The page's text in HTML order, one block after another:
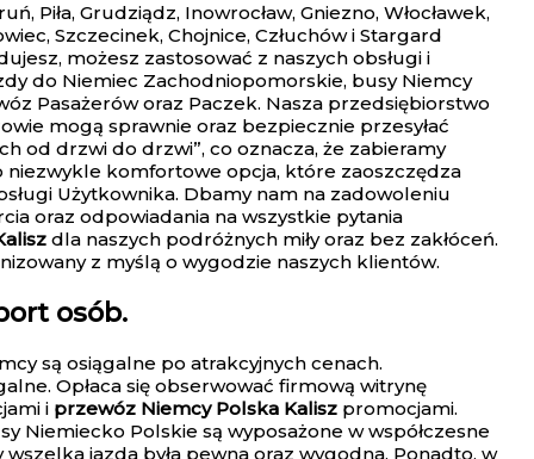
Grudziądz, Inowrocław, Gniezno, Włocławek,
Szczecinek, Chojnice, Człuchów i Stargard
możesz zastosować z naszych obsługi i
do Niemiec Zachodniopomorskie, busy Niemcy
Pasażerów oraz Paczek. Nasza przedsiębiorstwo
mogą sprawnie oraz bezpiecznie przesyłać
od drzwi do drzwi”, co oznacza, że zabieramy
niezwykle komfortowe opcja, które zaoszczędza
Użytkownika. Dbamy nam na zadowoleniu
oraz odpowiadania na wszystkie pytania
dla naszych podróżnych miły oraz bez zakłóceń.
z myślą o wygodzie naszych klientów.
osób.
są osiągalne po atrakcyjnych cenach.
Opłaca się obserwować firmową witrynę
i przewóz Niemcy Polska Kalisz promocjami.
Niemiecko Polskie są wyposażone w współczesne
jazda była pewna oraz wygodna. Ponadto, w